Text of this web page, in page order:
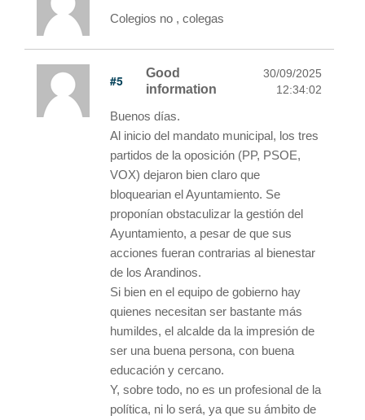
Colegios no , colegas
#5
Good
information
30/09/2025
12:34:02
Buenos días.
Al inicio del mandato municipal, los tres
partidos de la oposición (PP, PSOE,
VOX) dejaron bien claro que
bloquearian el Ayuntamiento. Se
proponían obstaculizar la gestión del
Ayuntamiento, a pesar de que sus
acciones fueran contrarias al bienestar
de los Arandinos.
Si bien en el equipo de gobierno hay
quienes necesitan ser bastante más
humildes, el alcalde da la impresión de
ser una buena persona, con buena
educación y cercano.
Y, sobre todo, no es un profesional de la
política, ni lo será, ya que su ámbito de